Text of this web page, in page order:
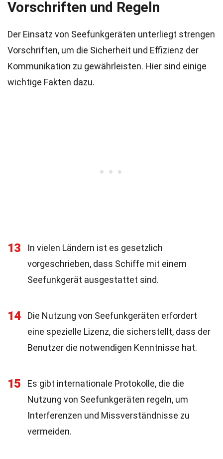
Vorschriften und Regeln
Der Einsatz von Seefunkgeräten unterliegt strengen
Vorschriften, um die Sicherheit und Effizienz der
Kommunikation zu gewährleisten. Hier sind einige
wichtige Fakten dazu.
13
In vielen Ländern ist es gesetzlich
vorgeschrieben, dass Schiffe mit einem
Seefunkgerät ausgestattet sind.
14
Die Nutzung von Seefunkgeräten erfordert
eine spezielle Lizenz, die sicherstellt, dass der
Benutzer die notwendigen Kenntnisse hat.
15
Es gibt internationale Protokolle, die die
Nutzung von Seefunkgeräten regeln, um
Interferenzen und Missverständnisse zu
vermeiden.